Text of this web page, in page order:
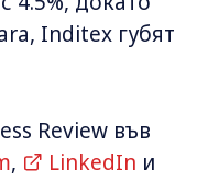
Inditex губят
Review във
, LinkedIn и